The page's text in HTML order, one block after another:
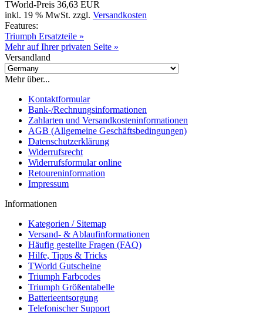
TWorld-Preis 36,63 EUR
inkl. 19 % MwSt. zzgl. Versandkosten
Features:
Triumph Ersatzteile »
Mehr auf Ihrer privaten Seite »
Versandland
Mehr über...
Kontaktformular
Bank-/Rechnungsinformationen
Zahlarten und Versandkosteninformationen
AGB (Allgemeine Geschäftsbedingungen)
Datenschutzerklärung
Widerrufsrecht
Widerrufsformular online
Retoureninformation
Impressum
Informationen
Kategorien / Sitemap
Versand- & Ablaufinformationen
Häufig gestellte Fragen (FAQ)
Hilfe, Tipps & Tricks
TWorld Gutscheine
Triumph Farbcodes
Triumph Größentabelle
Batterieentsorgung
Telefonischer Support